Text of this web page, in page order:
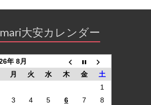
大安カレンダー
年 8月
月 火 水 木 金
土
1
3 4 5 6 7
8